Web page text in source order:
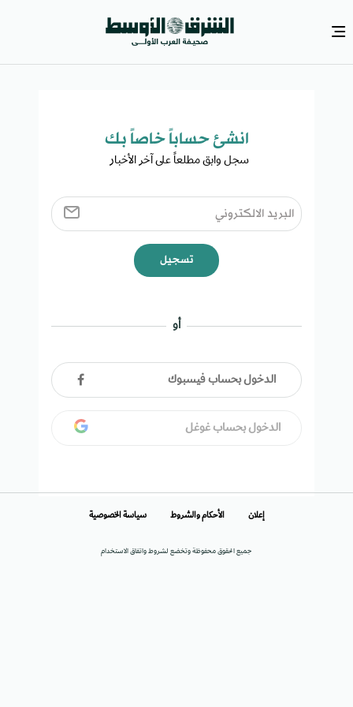
انشئ حساباً خاصاً بك​
سجل وابق مطلعاً على آخر الأخبار ​
تسجيل
أو
الدخول بحساب فيسبوك
الدخول بحساب غوغل
جميع الحقوق محفوظة وتخضع لشروط واتفاق الاستخدام
إعلان الأحكام والشروط سياسة الخصوصية